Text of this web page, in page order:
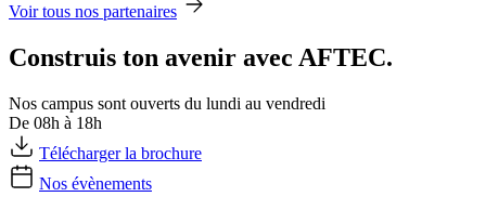
Voir tous nos partenaires
Construis ton avenir avec AFTEC.
Nos campus sont ouverts du lundi au vendredi
De 08h à 18h
Télécharger la brochure
Nos évènements